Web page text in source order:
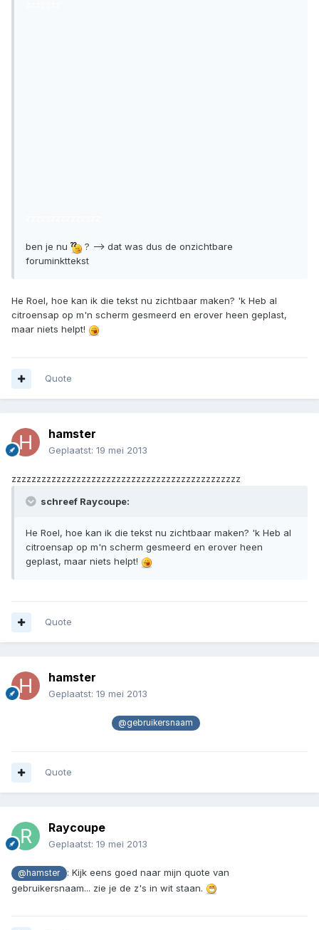
ben je nu
? --> dat was dus de onzichtbare
foruminkttekst
He Roel, hoe kan ik die tekst nu zichtbaar maken? 'k Heb al
citroensap op m'n scherm gesmeerd en erover heen geplast,
maar niets helpt!
Quote
hamster
Geplaatst: 19 mei 2013
zzzzzzzzzzzzzzzzzzzzzzzzzzzzzzzzzzzzzzzzzzzzzz
schreef Raycoupe:
He Roel, hoe kan ik die tekst nu zichtbaar maken? 'k Heb al
citroensap op m'n scherm gesmeerd en erover heen
geplast, maar niets helpt!
Quote
hamster
Geplaatst: 19 mei 2013
@gebruikersnaam hahaha wel grappig
Quote
Raycoupe
Geplaatst: 19 mei 2013
@hamster
: Kijk eens goed naar mijn quote van
gebruikersnaam... zie je de z's in wit staan.